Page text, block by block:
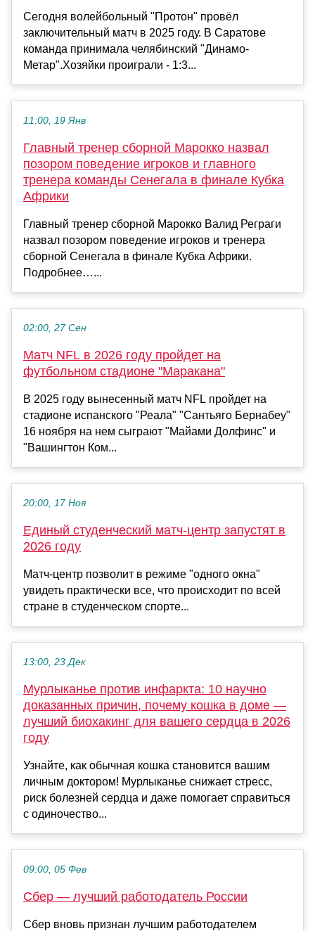
Сегодня волейбольный "Протон" провёл
заключительный матч в 2025 году. В Саратове
команда принимала челябинский "Динамо-
Метар".Хозяйки проиграли - 1:3...
11:00, 19 Янв
Главный тренер сборной Марокко назвал
позором поведение игроков и главного
тренера команды Сенегала в финале Кубка
Африки
Главный тренер сборной Марокко Валид Реграги
назвал позором поведение игроков и тренера
сборной Сенегала в финале Кубка Африки.
Подробнее…...
02:00, 27 Сен
Матч NFL в 2026 году пройдет на
футбольном стадионе "Маракана"
В 2025 году вынесенный матч NFL пройдет на
стадионе испанского "Реала" "Сантьяго Бернабеу"
16 ноября на нем сыграют "Майами Долфинс" и
"Вашингтон Ком...
20:00, 17 Ноя
Единый студенческий матч-центр запустят в
2026 году
Матч-центр позволит в режиме "одного окна"
увидеть практически все, что происходит по всей
стране в студенческом спорте...
13:00, 23 Дек
Мурлыканье против инфаркта: 10 научно
доказанных причин, почему кошка в доме —
лучший биохакинг для вашего сердца в 2026
году
Узнайте, как обычная кошка становится вашим
личным доктором! Мурлыканье снижает стресс,
риск болезней сердца и даже помогает справиться
с одиночество...
09:00, 05 Фев
Сбер — лучший работодатель России
Сбер вновь признан лучшим работодателем